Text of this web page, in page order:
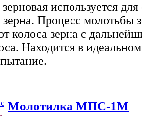
используется
зерна. Процесс молотьбы
колоса зерна с
Находится в
Молотилка МПС-1М